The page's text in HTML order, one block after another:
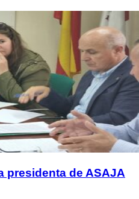
presidenta de ASAJA